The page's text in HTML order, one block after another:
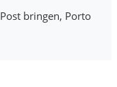
bringen, Porto